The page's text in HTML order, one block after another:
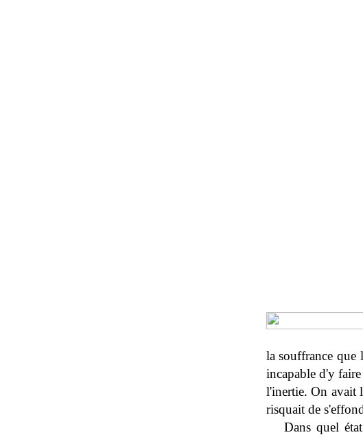
la souffrance que
incapable d'y
l'inertie. On avait
risquait de
Dans quel